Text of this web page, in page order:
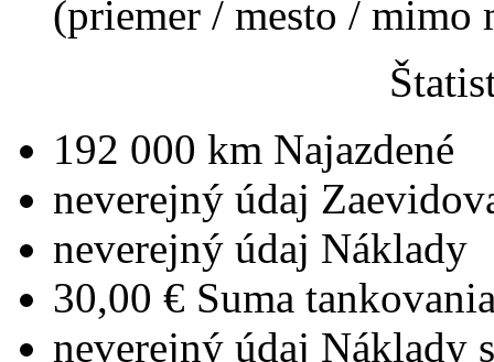
(priemer / mesto / mimo
192 000 km Najazdené
neverejný údaj
neverejný údaj Náklady
30,00 € Suma
neverejný údaj Náklady